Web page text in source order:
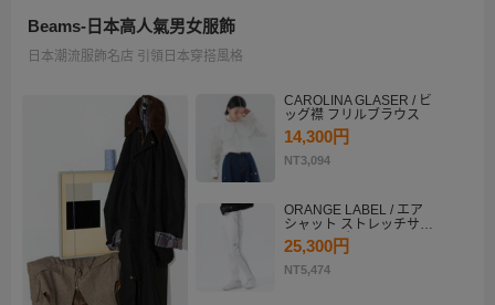
Beams-日本高人氣男女服飾
日本潮流服飾名店 引領日本穿搭風格
CAROLINA GLASER / ビ
ッグ襟 フリルブラウス
14,300円
NT3,094
ORANGE LABEL / エア
シャット ストレッチサイ
ドラインパンツ
25,300円
NT5,474